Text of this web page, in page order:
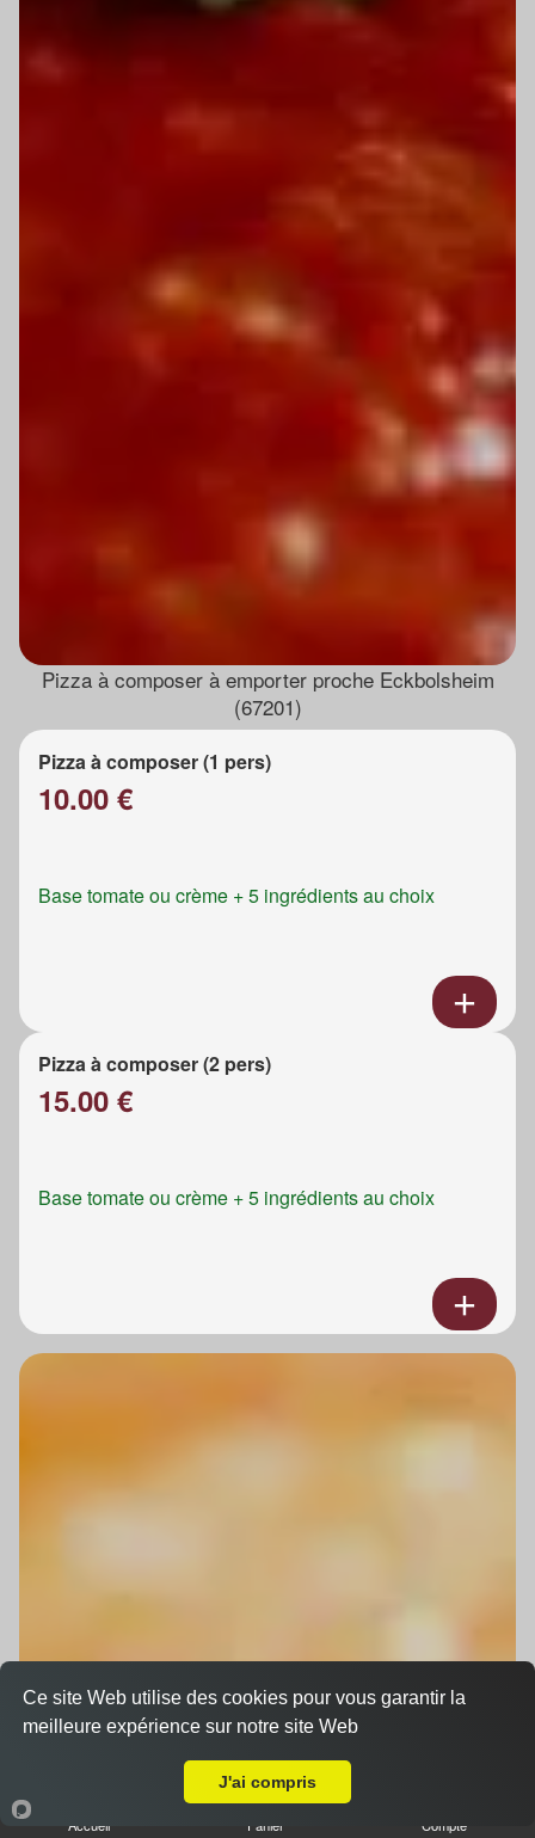
Pizza à composer à emporter proche Eckbolsheim
(67201)
Pizza à composer (1 pers)
10.00 €
Base tomate ou crème + 5 ingrédients au choix
Pizza à composer (2 pers)
15.00 €
Base tomate ou crème + 5 ingrédients au choix
Accueil Panier Compte
Ce site Web utilise des cookies pour vous garantir la
meilleure expérience sur notre site Web
J'ai compris